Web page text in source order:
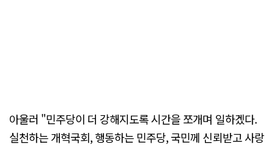
아울러 "민주당이 더 강해지도록 시간을 쪼개며 일하겠다.
실천하는 개혁국회, 행동하는 민주당, 국민께 신뢰받고 사랑